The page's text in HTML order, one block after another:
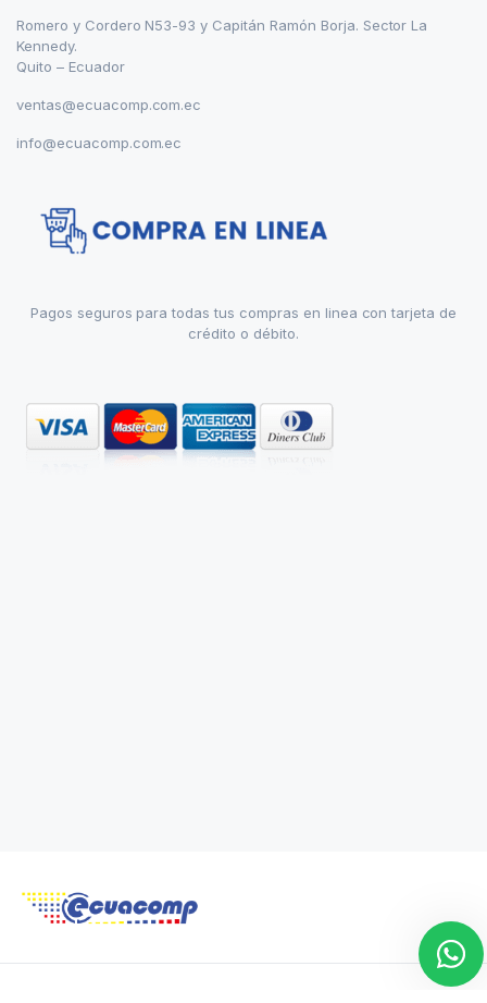
Romero y Cordero N53-93 y Capitán Ramón Borja. Sector La
Kennedy.
Quito – Ecuador
ventas@ecuacomp.com.ec
info@ecuacomp.com.ec
Pagos seguros para todas tus compras en linea con tarjeta de
crédito o débito.